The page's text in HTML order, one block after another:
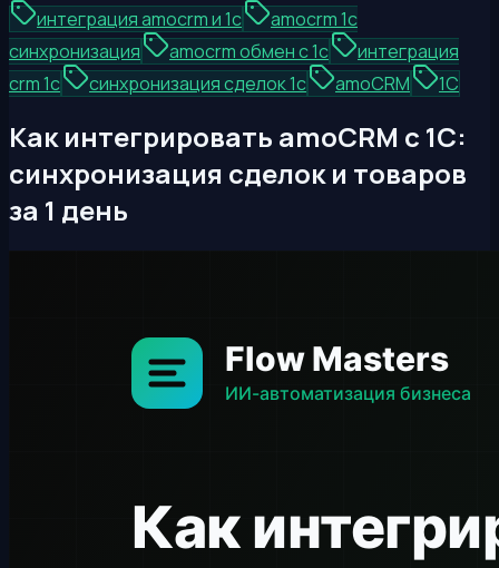
интеграция amocrm и 1с
amocrm 1с
синхронизация
amocrm обмен с 1с
интеграция
crm 1с
синхронизация сделок 1с amoCRM 1С
Как интегрировать amoCRM с 1С:
синхронизация сделок и товаров
за 1 день